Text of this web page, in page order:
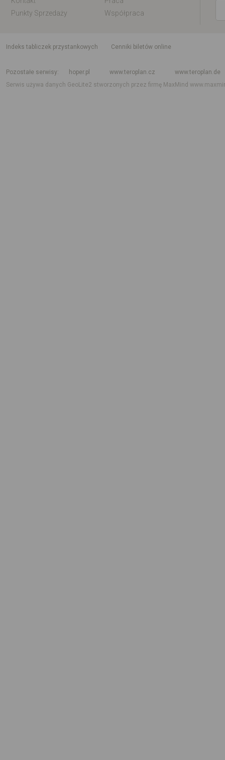
Punkty Sprzedaży
Współpraca
indeks tabliczek przystankowych
Cenniki biletów online
Pozostałe serwisy
hoper.pl www.teroplan.cz
www.teroplan.de
Serwis używa danych GeoLite2 stworzonych przez firmę MaxMind